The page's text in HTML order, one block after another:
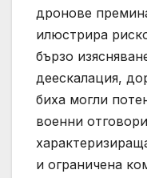
дронове
илюстрира
бързо
деескалация,
биха могли
военни
и ограничена